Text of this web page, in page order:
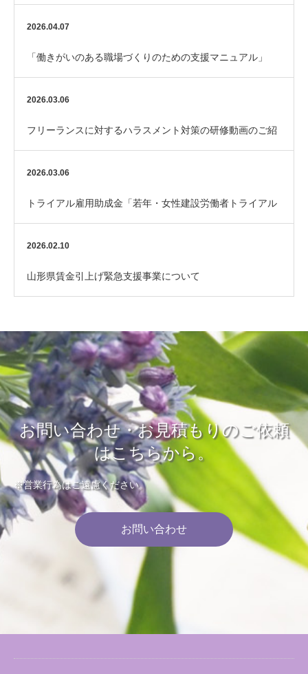
れました
2026.04.07
「働きがいのある職場づくりのための支援マニュアル」
（厚生労働省）
2026.03.06
フリーランスに対するハラスメント対策の研修動画のご紹
介
2026.03.06
トライアル雇用助成金「若年・女性建設労働者トライアル
コース」のご案内
2026.02.10
山形県賃金引上げ緊急支援事業について
お問い合わせ・お見積もりのご依頼
はこちらから。
※営業行為はご遠慮ください。
お問い合わせ